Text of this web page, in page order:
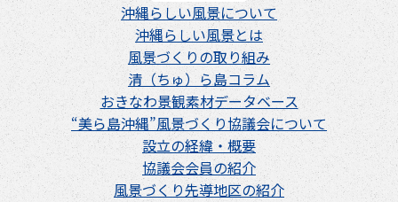
沖縄らしい風景について
沖縄らしい風景とは
風景づくりの取り組み
清（ちゅ）ら島コラム
おきなわ景観素材データベース
“美ら島沖縄”風景づくり協議会について
設立の経緯・概要
協議会会員の紹介
風景づくり先導地区の紹介